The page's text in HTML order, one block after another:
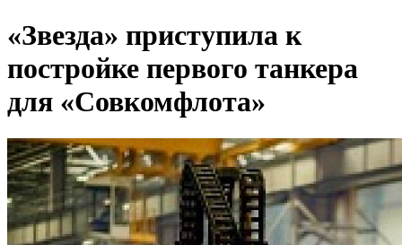
«Звезда» приступила к
постройке первого танкера
для «Совкомфлота»